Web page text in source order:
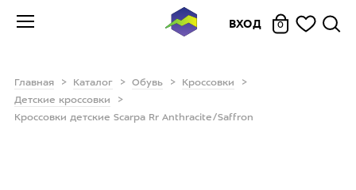
ВХОД 0
Главная Каталог Обувь
Кроссовки
Детские кроссовки
Кроссовки детские Scarpa Rr Anthracite/Saffron